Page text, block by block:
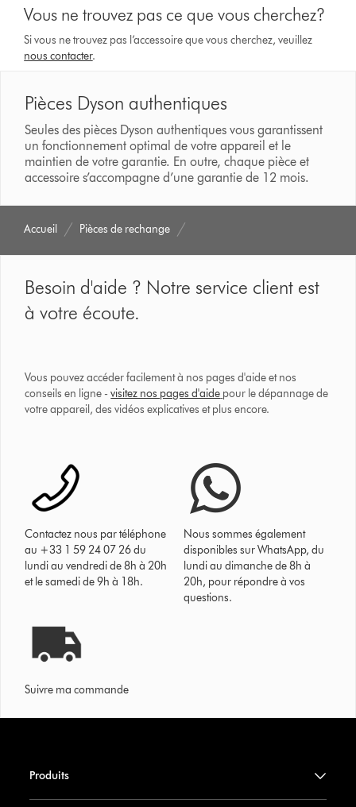
Vous ne trouvez pas ce que vous cherchez?
Si vous ne trouvez pas l’accessoire que vous cherchez, veuillez
nous contacter.
Pièces Dyson authentiques
Seules des pièces Dyson authentiques vous garantissent
un fonctionnement optimal de votre appareil et le
maintien de votre garantie. En outre, chaque pièce et
accessoire s’accompagne d’une garantie de 12 mois.
Accueil Pièces de rechange
Besoin d'aide ? Notre service client est
à votre écoute.
Vous pouvez accéder facilement à nos pages d'aide et nos
conseils en ligne -visitez nos pages d'aide pour le dépannage de
votre appareil, des vidéos explicatives et plus encore.
Contactez nous par téléphone
au +33 1 59 24 07 26 du
lundi au vendredi de 8h à 20h
et le samedi de 9h à 18h.
Nous sommes également
disponibles sur WhatsApp, du
lundi au dimanche de 8h à
20h, pour répondre à vos
questions.
Suivre ma commande
Produits